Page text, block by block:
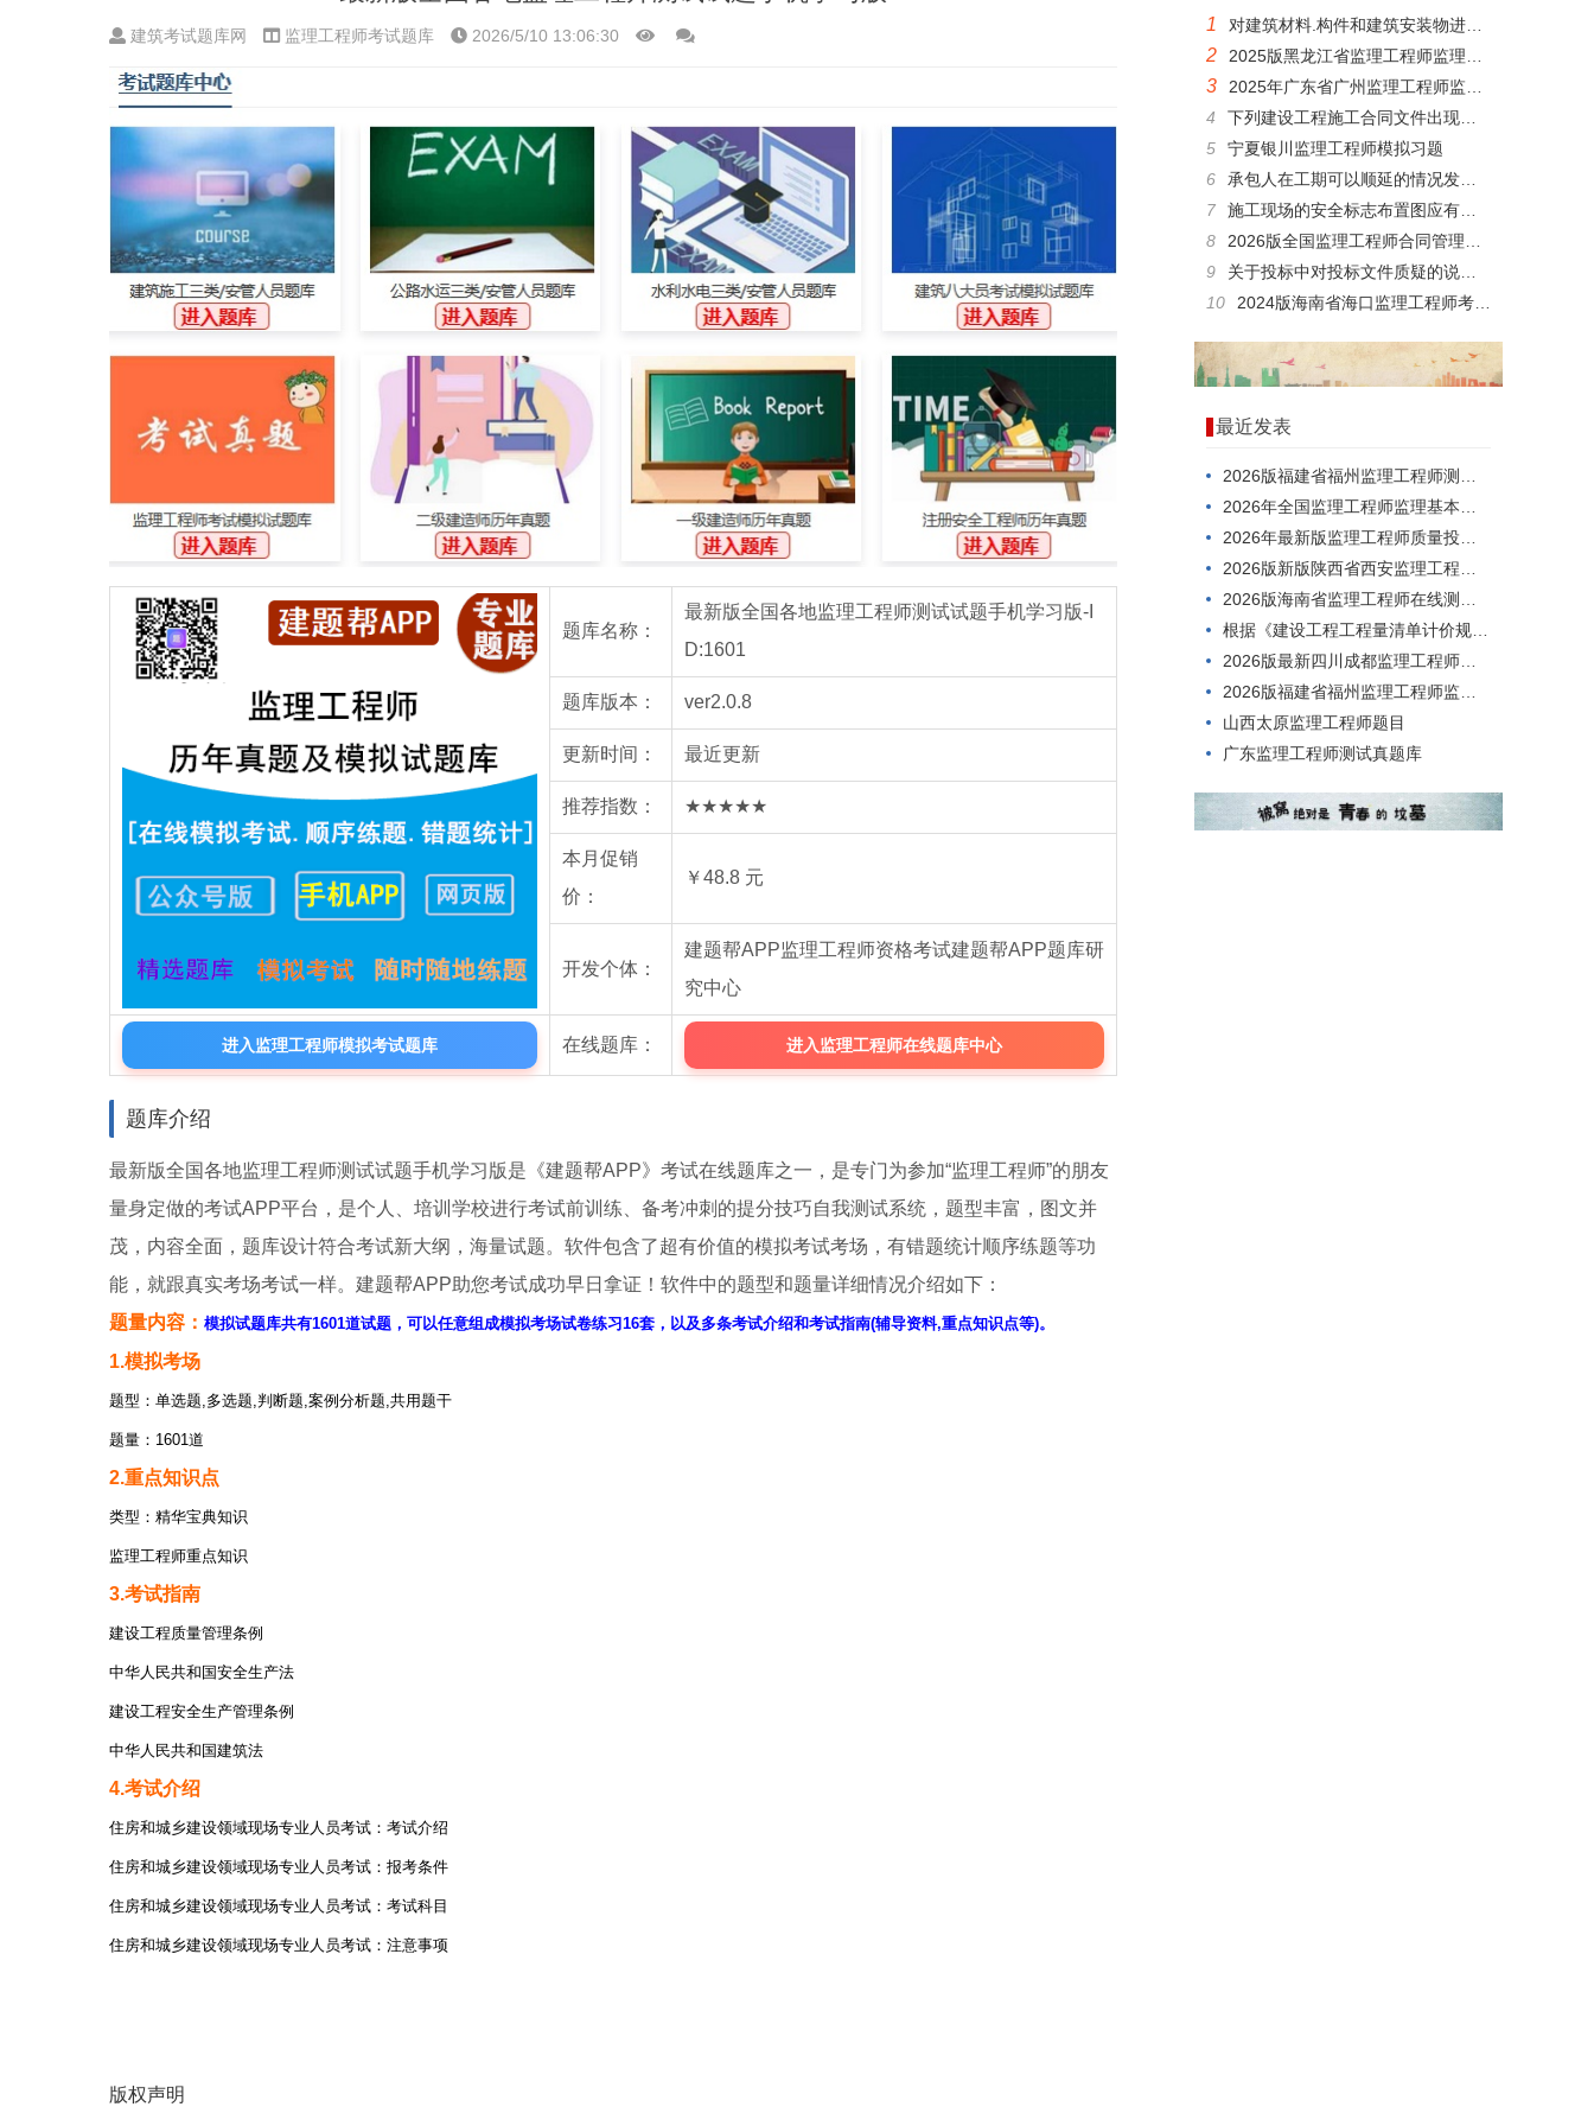
建筑考试题库网 监理工程师考试题库 2026/5/10 13:06:30
题库名称：
最新版全国各地监理工程师测试试题手机学习版-I
D:1601
题库版本： ver2.0.8
更新时间： 最近更新
推荐指数： ★★★★★
本月促销
价：
￥48.8 元
开发个体：
建题帮APP监理工程师资格考试建题帮APP题库研
究中心
进入监理工程师模拟考试题库 在线题库： 进入监理工程师在线题库中心
题库介绍
最新版全国各地监理工程师测试试题手机学习版是《建题帮APP》考试在线题库之一，是专门为参加“监理工程师”的朋友
量身定做的考试APP平台，是个人、培训学校进行考试前训练、备考冲刺的提分技巧自我测试系统，题型丰富，图文并
茂，内容全面，题库设计符合考试新大纲，海量试题。软件包含了超有价值的模拟考试考场，有错题统计顺序练题等功
能，就跟真实考场考试一样。建题帮APP助您考试成功早日拿证！软件中的题型和题量详细情况介绍如下：
题量内容： 模拟试题库共有1601道试题，可以任意组成模拟考场试卷练习16套，以及多条考试介绍和考试指南(辅导资料,重点知识点等)。
1.模拟考场
题型：单选题,多选题,判断题,案例分析题,共用题干
题量：1601道
2.重点知识点
类型：精华宝典知识
监理工程师重点知识
3.考试指南
建设工程质量管理条例
中华人民共和国安全生产法
建设工程安全生产管理条例
中华人民共和国建筑法
4.考试介绍
住房和城乡建设领域现场专业人员考试：考试介绍
住房和城乡建设领域现场专业人员考试：报考条件
住房和城乡建设领域现场专业人员考试：考试科目
住房和城乡建设领域现场专业人员考试：注意事项
版权声明
1 对建筑材料.构件和建筑安装物进行一般鉴定检查所发生的费用属于()。
2 2025版黑龙江省监理工程师监理案例分析在线考核模拟题
3
2025年广东省广州监理工程师监理基本理论与相关法规，有哪些题型？
4
下列建设工程施工合同文件出现矛盾时，应优先考虑执行的文件是()。
5
宁夏银川监理工程师模拟习题
6
承包人在工期可以顺延的情况发生后()D内，应将延误的工期向工程师提出书面报告。
7
施工现场的安全标志布置图应有绘制人签名，并经项目经理审批。()
8
2026版全国监理工程师合同管理在线测试历年真题
9
关于投标中对投标文件质疑的说法，正确的是()。
10
2024版海南省海口监理工程师考试题型
最近发表
2026版福建省福州监理工程师测试，考点分析
2026年全国监理工程师监理基本理论与相关法规在线考试试卷
2026年最新版监理工程师质量投资进度控制试题
2026版新版陕西省西安监理工程师合同管理考试模拟试题
2026版海南省监理工程师在线测试，到底有多难考过？
根据《建设工程工程量清单计价规范》(GB50500-2013)的规定，工程量清单应由()编制。
2026版最新四川成都监理工程师合同管理考前练习题
2026版福建省福州监理工程师监理案例分析真题库
山西太原监理工程师题目
广东监理工程师测试真题库